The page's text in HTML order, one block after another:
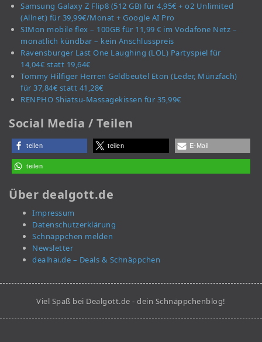
Samsung Galaxy Z Flip8 (512 GB) für 4,95€ + o2 Unlimited
(Allnet) für 39,99€/Monat + Google AI Pro
SIMon mobile flex – 100GB für 11,99 € im Vodafone Netz –
monatlich kündbar – kein Anschlusspreis
Ravensburger Last One Laughing (LOL) Partyspiel für
14,04€ statt 19,64€
Tommy Hilfiger Herren Geldbeutel Eton (Leder, Münzfach)
für 37,84€ statt 41,28€
RENPHO Shiatsu-Massagekissen für 35,99€
Social Media / Teilen
teilen teilen E-Mail
teilen
Über dealgott.de
Impressum
Datenschutzerklärung
Schnäppchen melden
Newsletter
dealhai.de – Deals & Schnäppchen
Viel Spaß bei Dealgott.de - dein Schnäppchenblog!